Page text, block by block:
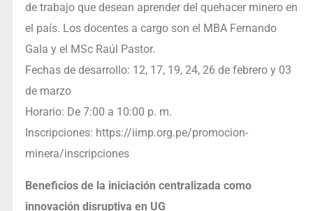
de trabajo que desean aprender del quehacer minero en
el país. Los docentes a cargo son el MBA Fernando
Gala y el MSc Raúl Pastor.
Fechas de desarrollo: 12, 17, 19, 24, 26 de febrero y 03
de marzo
Horario: De 7:00 a 10:00 p. m.
Inscripciones: https://iimp.org.pe/promocion-
minera/inscripciones
Beneficios de la iniciación centralizada como
innovación disruptiva en UG